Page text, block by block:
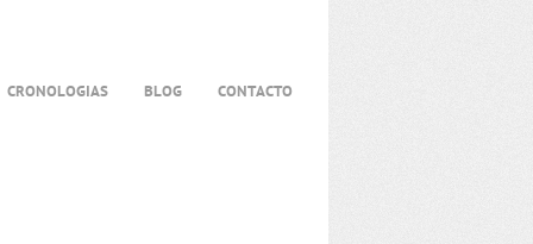
CRONOLOGIAS BLOG CONTACTO